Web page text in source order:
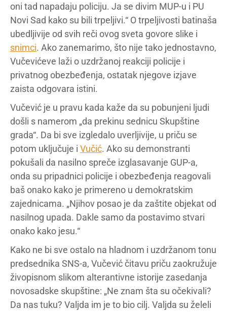
oni tad napadaju policiju. Ja se divim MUP-u i PU
Novi Sad kako su bili trpeljivi.“ O trpeljivosti batinaša
ubedljivije od svih reči ovog sveta govore slike i
snimci. Ako zanemarimo, što nije tako jednostavno,
Vučevićeve laži o uzdržanoj reakciji policije i
privatnog obezbeđenja, ostatak njegove izjave
zaista odgovara istini.
Vučević je u pravu kada kaže da su pobunjeni ljudi
došli s namerom „da prekinu sednicu Skupštine
grada“. Da bi sve izgledalo uverljivije, u priču se
potom uključuje i Vučić. Ako su demonstranti
pokušali da nasilno spreče izglasavanje GUP-a,
onda su pripadnici policije i obezbeđenja reagovali
baš onako kako je primereno u demokratskim
zajednicama. „Njihov posao je da zaštite objekat od
nasilnog upada. Dakle samo da postavimo stvari
onako kako jesu.“
Kako ne bi sve ostalo na hladnom i uzdržanom tonu
predsednika SNS-a, Vučević čitavu priču zaokružuje
živopisnom slikom alterantivne istorije zasedanja
novosadske skupštine: „Ne znam šta su očekivali?
Da nas tuku? Valjda im je to bio cilj. Valjda su želeli